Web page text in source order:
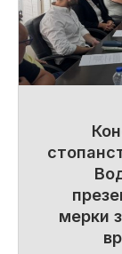
мерки